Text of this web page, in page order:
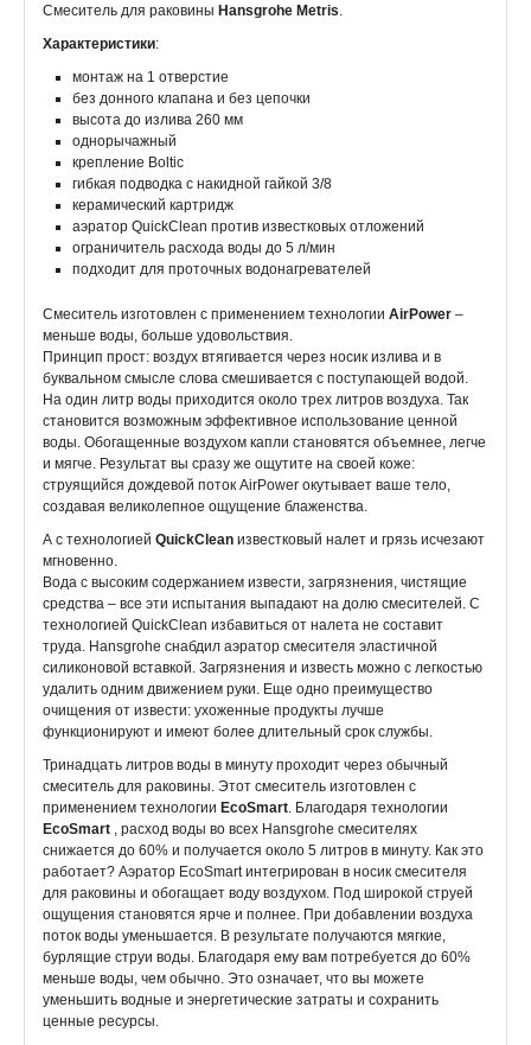
Смеситель для раковины Hansgrohe Metris.
Характеристики:
монтаж на 1 отверстие
без донного клапана и без цепочки
высота до излива 260 мм
однорычажный
крепление Boltic
гибкая подводка с накидной гайкой 3/8
керамический картридж
аэратор QuickClean против известковых отложений
ограничитель расхода воды до 5 л/мин
подходит для проточных водонагревателей
Смеситель изготовлен с применением технологии AirPower –
меньше воды, больше удовольствия.
Принцип прост: воздух втягивается через носик излива и в
буквальном смысле слова смешивается с поступающей водой.
На один литр воды приходится около трех литров воздуха. Так
становится возможным эффективное использование ценной
воды. Обогащенные воздухом капли становятся объемнее, легче
и мягче. Результат вы сразу же ощутите на своей коже:
струящийся дождевой поток AirPower окутывает ваше тело,
создавая великолепное ощущение блаженства.
А с технологией QuickClean известковый налет и грязь исчезают
мгновенно.
Вода с высоким содержанием извести, загрязнения, чистящие
средства – все эти испытания выпадают на долю смесителей. С
технологией QuickClean избавиться от налета не составит
труда. Hansgrohe снабдил аэратор смесителя эластичной
силиконовой вставкой. Загрязнения и известь можно с легкостью
удалить одним движением руки. Еще одно преимущество
очищения от извести: ухоженные продукты лучше
функционируют и имеют более длительный срок службы.
Тринадцать литров воды в минуту проходит через обычный
смеситель для раковины. Этот смеситель изготовлен с
применением технологии EcoSmart. Благодаря технологии
EcoSmart , расход воды во всех Hansgrohe смесителях
снижается до 60% и получается около 5 литров в минуту. Как это
работает? Аэратор EcoSmart интегрирован в носик смесителя
для раковины и обогащает воду воздухом. Под широкой струей
ощущения становятся ярче и полнее. При добавлении воздуха
поток воды уменьшается. В результате получаются мягкие,
бурлящие струи воды. Благодаря ему вам потребуется до 60%
меньше воды, чем обычно. Это означает, что вы можете
уменьшить водные и энергетические затраты и сохранить
ценные ресурсы.